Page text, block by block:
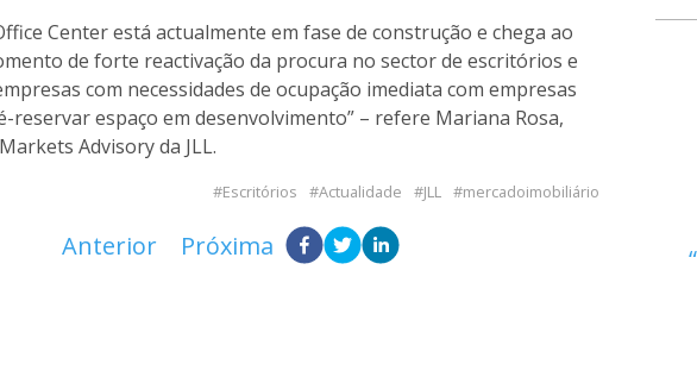
Center está actualmente em fase de construção e chega ao
de forte reactivação da procura no sector de escritórios e
com necessidades de ocupação imediata com empresas
reservar espaço em desenvolvimento” – refere Mariana Rosa,
Advisory da JLL.
Escritórios Actualidade JLL mercadoimobiliário
Anterior Próxima